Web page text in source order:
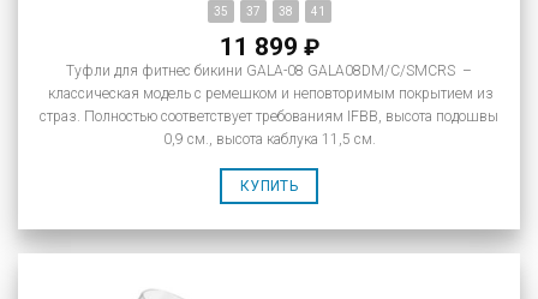
35 37 38 41
11 899 ₽
Туфли для фитнес бикини GALA-08 GALA08DM/C/SMCRS –
классическая модель с ремешком и неповторимым покрытием из
страз. Полностью соответствует требованиям IFBB, высота подошвы
0,9 см., высота каблука 11,5 см.
КУПИТЬ